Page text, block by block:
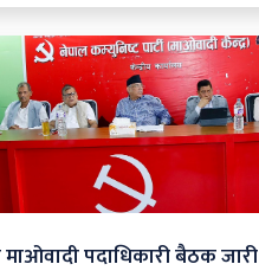
माओवादी पदाधिकारी बैठक जारी